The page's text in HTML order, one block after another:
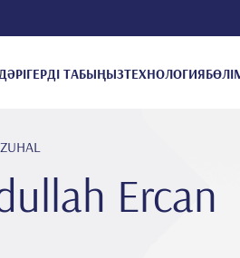
ТАБЫҢЫЗТЕХНОЛОГИЯ
Ercan